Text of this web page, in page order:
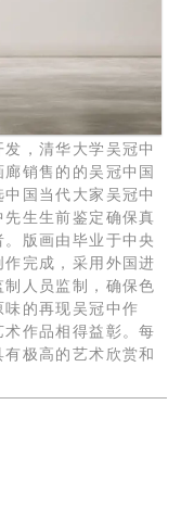
，清华大学吴冠中
销售的的吴冠中国
国当代大家吴冠中
生生前鉴定确保真
版画由毕业于中央
完成，采用外国进
人员监制，确保色
的再现吴冠中作
作品相得益彰。每
极高的艺术欣赏和